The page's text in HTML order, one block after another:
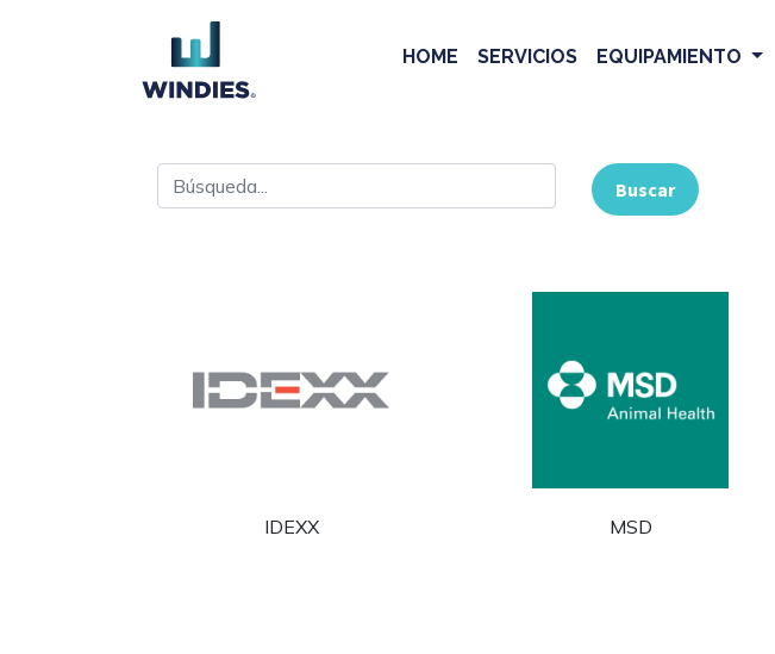
HOME SERVICIOS EQUIPAMIENTO
Buscar
IDEXX MSD